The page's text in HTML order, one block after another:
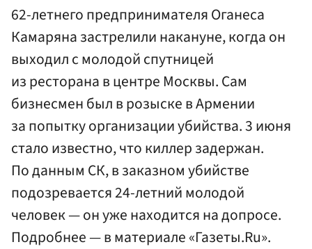
62-летнего предпринимателя Оганеса
Камаряна застрелили накануне, когда он
выходил с молодой спутницей
из ресторана в центре Москвы. Сам
бизнесмен был в розыске в Армении
за попытку организации убийства. 3 июня
стало известно, что киллер задержан.
По данным СК, в заказном убийстве
подозревается 24-летний молодой
человек — он уже находится на допросе.
Подробнее — в материале «Газеты.Ru».